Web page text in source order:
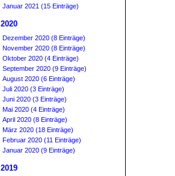
Januar 2021 (15 Einträge)
2020
Dezember 2020 (8 Einträge)
November 2020 (8 Einträge)
Oktober 2020 (4 Einträge)
September 2020 (9 Einträge)
August 2020 (6 Einträge)
Juli 2020 (3 Einträge)
Juni 2020 (3 Einträge)
Mai 2020 (4 Einträge)
April 2020 (8 Einträge)
März 2020 (18 Einträge)
Februar 2020 (11 Einträge)
Januar 2020 (9 Einträge)
2019